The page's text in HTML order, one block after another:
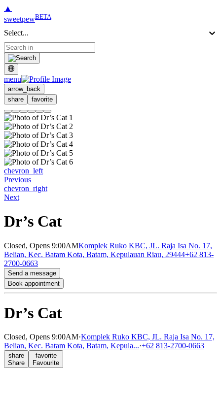
▲
sweetpewBETA
Select...
menu
arrow_back
share
favorite
chevron_left
Previous
chevron_right
Next
Dr’s Cat
Closed, Opens 9:00AMKomplek Ruko KBC, JL. Raja Isa No. 17,
Belian, Kec. Batam Kota, Batam, Kepulauan Riau, 29444+62 813-
2700-0663
Send a message
Book appointment
Dr’s Cat
Closed, Opens 9:00AM·Komplek Ruko KBC, JL. Raja Isa No. 17,
Belian, Kec. Batam Kota, Batam, Kepula...·+62 813-2700-0663
share
Share
favorite
Favourite